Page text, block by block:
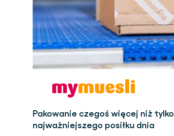
Pakowanie czegoś więcej niż tylko
najważniejszego posiłku dnia